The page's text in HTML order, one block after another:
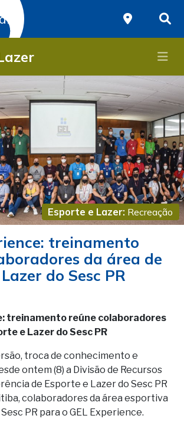
Esporte e Lazer: Recreação
treinamento
da área de
do Sesc PR
treinamento reúne colaboradores
e Lazer do Sesc PR
troca de conhecimento e
ontem (8) a Divisão de Recursos
de Esporte e Lazer do Sesc PR
colaboradores da área esportiva
PR para o GEL Experience.